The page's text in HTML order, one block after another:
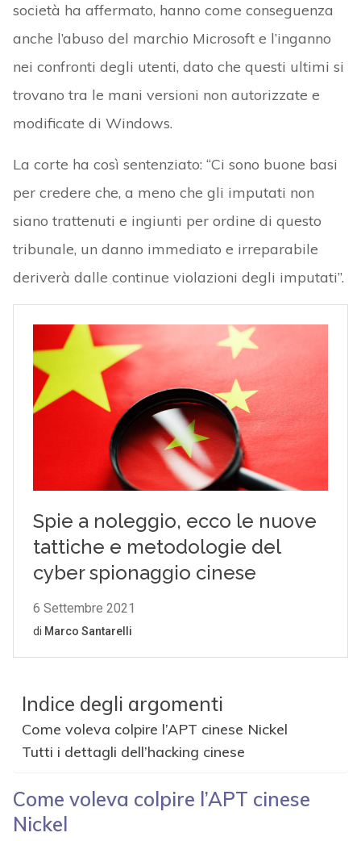
società ha affermato, hanno come conseguenza
anche l’abuso del marchio Microsoft e l’inganno
nei confronti degli utenti, dato che questi ultimi si
trovano tra le mani versioni non autorizzate e
modificate di Windows.
La corte ha così sentenziato: “Ci sono buone basi
per credere che, a meno che gli imputati non
siano trattenuti e ingiunti per ordine di questo
tribunale, un danno immediato e irreparabile
deriverà dalle continue violazioni degli imputati”.
Indice degli argomenti
Come voleva colpire l’APT cinese Nickel
Tutti i dettagli dell’hacking cinese
Come voleva colpire l’APT cinese
Nickel